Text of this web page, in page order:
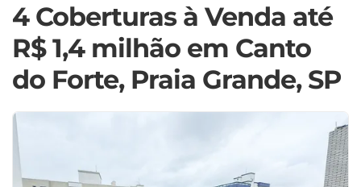
4 Coberturas à Venda até
R$ 1,4 milhão em Canto
do Forte, Praia Grande, SP